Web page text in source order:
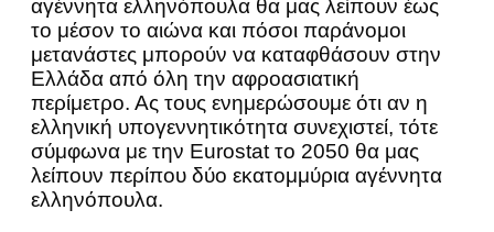
αγέννητα ελληνόπουλα θα μας λείπουν έως
το μέσον το αιώνα και πόσοι παράνομοι
μετανάστες μπορούν να καταφθάσουν στην
Ελλάδα από όλη την αφροασιατική
περίμετρο. Ας τους ενημερώσουμε ότι αν η
ελληνική υπογεννητικότητα συνεχιστεί, τότε
σύμφωνα με την Eurostat το 2050 θα μας
λείπουν περίπου δύο εκατομμύρια αγέννητα
ελληνόπουλα.